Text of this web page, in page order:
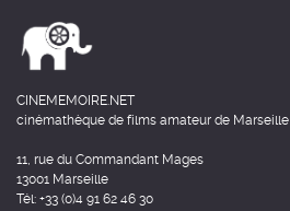
CINEMEMOIRE.NET
cinémathèque de films amateur de Marseille
11, rue du Commandant Mages
13001 Marseille
Tél: +33 (0)4 91 62 46 30